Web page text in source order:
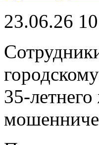
23.06.26
35-